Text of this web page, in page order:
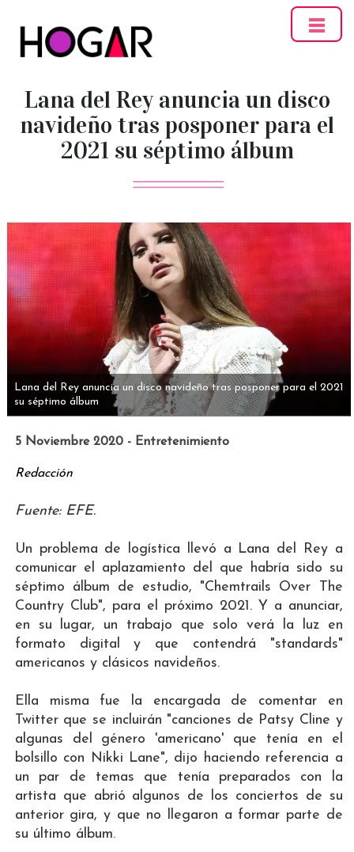
Lana del Rey anuncia un disco
navideño tras posponer para el
2021 su séptimo álbum
Lana del Rey anuncia un disco navideño tras posponer para el 2021
su séptimo álbum
5 Noviembre 2020 - Entretenimiento
Redacción
Fuente: EFE.
Un problema de logística llevó a Lana del Rey a
comunicar el aplazamiento del que habría sido su
séptimo álbum de estudio, "Chemtrails Over The
Country Club", para el próximo 2021. Y a anunciar,
en su lugar, un trabajo que solo verá la luz en
formato digital y que contendrá "standards"
americanos y clásicos navideños.
Ella misma fue la encargada de comentar en
Twitter que se incluirán "canciones de Patsy Cline y
algunas del género 'americano' que tenía en el
bolsillo con Nikki Lane", dijo haciendo referencia a
un par de temas que tenía preparados con la
artista que abrió algunos de los conciertos de su
anterior gira, y que no llegaron a formar parte de
su último álbum.